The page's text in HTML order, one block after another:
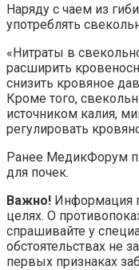
Наряду с чаем из
употреблять
«Нитраты в
расширить
снизить кровяное
Кроме того,
источником калия,
регулировать
Ранее МедикФорум
для почек.
Важно! Информация
целях. О
спрашивайте у
обстоятельствах не
первых признаках